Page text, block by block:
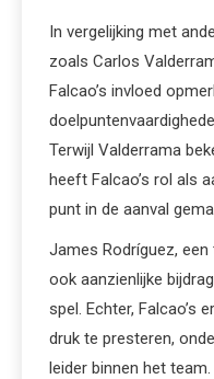
In vergelijking met
zoals Carlos
Falcao’s invloed
Terwijl Valderrama
heeft Falcao’s rol als
punt in de aanval
James Rodríguez,
ook aanzienlijke
spel. Echter, Falcao’s
druk te presteren,
leider binnen het team.